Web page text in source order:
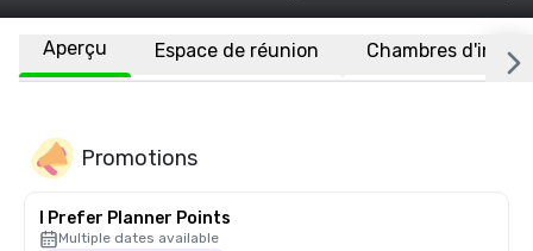
Aperçu Espace de réunion Chambres
Promotions
I Prefer Planner Points
Multiple dates available